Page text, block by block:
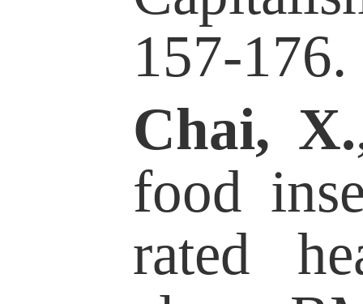
Margolis,
Newmyer,
and social
adults
Journals of
1350-1360.